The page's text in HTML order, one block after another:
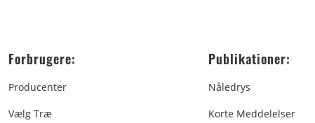
Forbrugere:
Producenter
Vælg Træ
Publikationer:
Nåledrys
Korte Meddelelser